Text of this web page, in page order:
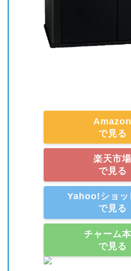
Amazon
で見る
楽天市場
で見る
Yahoo!ショッ
で見る
チャーム
で見る